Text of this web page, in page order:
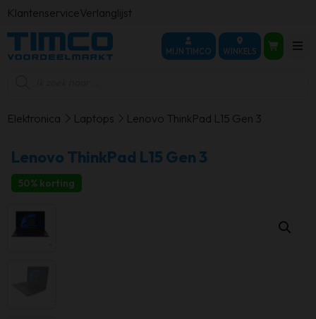
KlantenserviceVerlanglijst
MIJN TIMCO WINKELS
Elektronica Laptops Lenovo ThinkPad L15 Gen 3
Lenovo ThinkPad L15 Gen 3
50% korting